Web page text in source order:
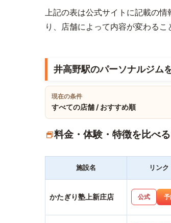
上記の表は公式サイトに記載の
り、店舗によって内容が変わるこ
井高野駅のパーソナルジム
現在の条件
すべての店舗 / おすすめ順
料金・体験・特徴を比べる
施設名 リンク
かたぎり塾上新庄店 公式